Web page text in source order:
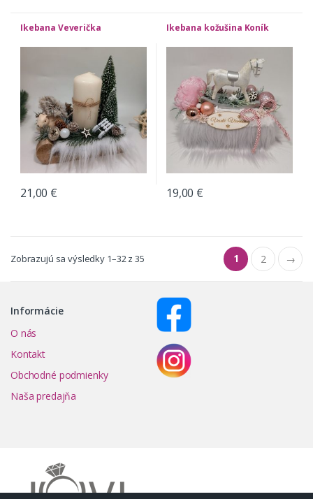
Ikebana Veverička
21,00 €
Ikebana kožušina Koník
19,00 €
Zobrazujú sa výsledky 1–32 z 35 1 2 →
Informácie
O nás
Kontakt
Obchodné podmienky
Naša predajňa